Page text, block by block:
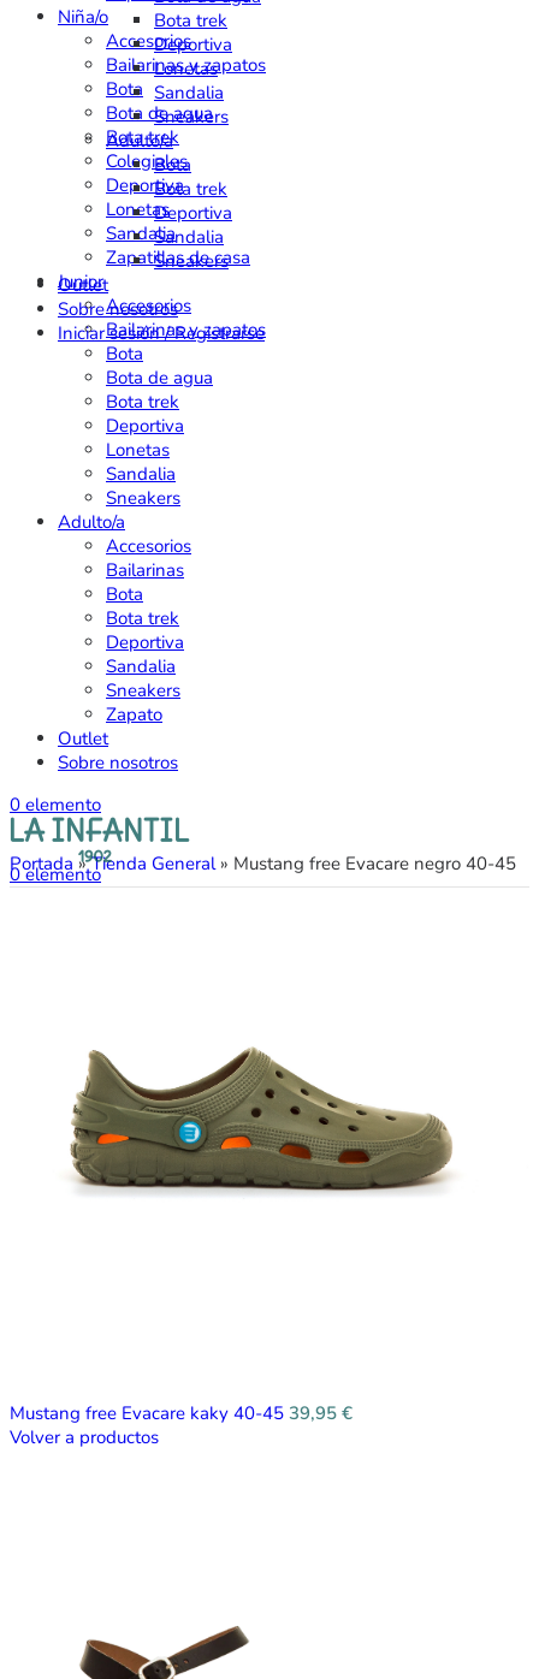
Niña/o
Accesorios
Bailarinas y zapatos
Bota
Bota de agua
Bota trek
Colegiales
Deportiva
Lonetas
Sandalia
Zapatillas de casa
Junior
Accesorios
Bailarinas y zapatos
Bota
Bota de agua
Bota trek
Deportiva
Lonetas
Sandalia
Sneakers
Adulto/a
Accesorios
Bailarinas
Bota
Bota trek
Deportiva
Sandalia
Sneakers
Zapato
Outlet
Sobre nosotros
0 elemento
0elemento
Portada »Tienda General» Mustang free Evacare negro 40-45
Mustang free Evacare kaky 40-45 39,95 €
Volver a productos
Bota trek
Deportiva
Lonetas
Sandalia
Sneakers
Adulto/a
Bota
Bota trek
Deportiva
Sandalia
Sneakers
Outlet
Sobre nosotros
Iniciar sesión / Registrarse